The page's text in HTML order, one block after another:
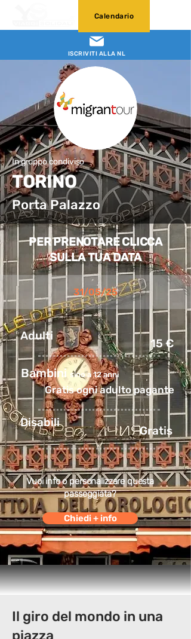
ISCRIVITI ALLA NL
Calendario
In gruppo condiviso
TORINO
Porta Palazzo
PER PRENOTARE CLICCA
SULLA TUA DATA
31/05/25
Adulti
15 €
Bambini sino a 12 anni
Gratis ogni adulto pagante
Gratis
Disabili
Vuoi info o personalizzare questa
passeggiata?
Chiedi + info
Il giro del mondo in una
piazza